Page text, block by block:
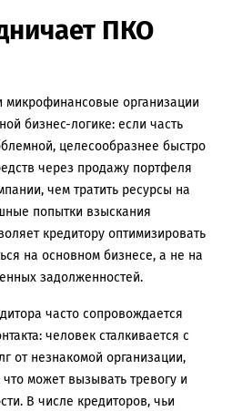
ПКО
микрофинансовые организации
бизнес-логике: если часть
целесообразнее быстро
через продажу портфеля
чем тратить ресурсы на
попытки взыскания
кредитору оптимизировать
на основном бизнесе, а не на
задолженностей.
часто сопровождается
человек сталкивается с
от незнакомой организации,
может вызывать тревогу и
В числе кредиторов, чьи